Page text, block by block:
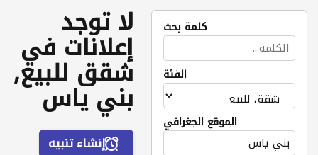
كلمة بحث
الفئة
الموقع الجغرافي
لا توجد
إعلانات في
شقق للبيع,
بني ياس
إنشاء تنبيه